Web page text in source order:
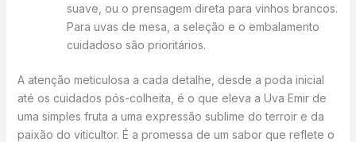
suave, ou o prensagem direta para vinhos brancos.
Para uvas de mesa, a seleção e o embalamento
cuidadoso são prioritários.
A atenção meticulosa a cada detalhe, desde a poda inicial
até os cuidados pós-colheita, é o que eleva a Uva Emir de
uma simples fruta a uma expressão sublime do terroir e da
paixão do viticultor. É a promessa de um sabor que reflete o